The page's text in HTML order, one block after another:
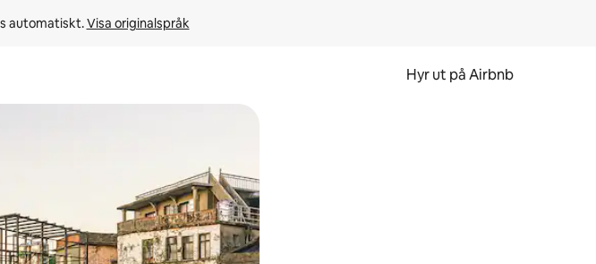
automatiskt. Visa originalspråk
Hyr ut på Airbnb